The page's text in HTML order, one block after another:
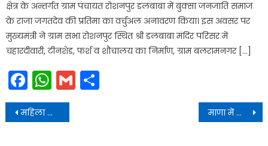
क्षेत्र के अन्तर्गत ग्राम पंचायत रोशनपुर डलबाबा में बुक्सा जनजाति समाज
के राजा जगतदेव की प्रतिमा का वर्चुअल अनावरण किया। इस अवसर पर
मुख्यमंत्री ने ग्राम सभा रोशनपुर स्थित श्री डलबाबा मंदिर परिसर में
चहारदीवारी, टीनशेड, फर्श व शौचालय का निर्माण, ग्राम बलरामनगर […]
Facebook
WhatsApp
Gmail
Post
navigation
महिला स्वयं सहायता समूहों से लेकर परिवहन कारोबारियों तक की आजीविका को सहारा मिला माणा में आयोजित दो दिवसीय “देवभूमि सांस्कृतिक महोत्सव 2025” के समापन समारोह में प्रतिभाग किया